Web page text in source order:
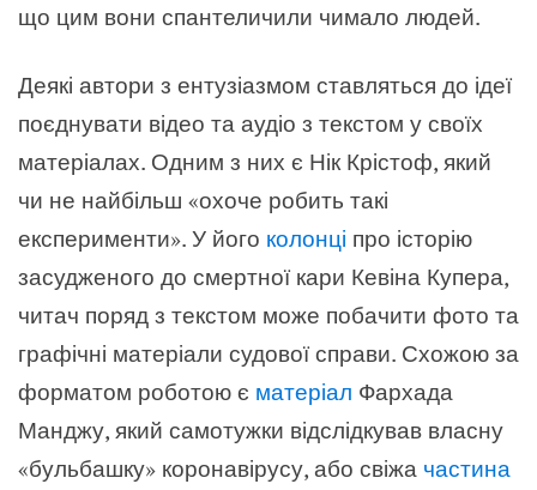
що цим вони спантеличили чимало людей.
Деякі автори з ентузіазмом ставляться до ідеї
поєднувати відео та аудіо з текстом у своїх
матеріалах. Одним з них є Нік Крістоф, який
чи не найбільш «охоче робить такі
експерименти». У його колонці про історію
засудженого до смертної кари Кевіна Купера,
читач поряд з текстом може побачити фото та
графічні матеріали судової справи. Схожою за
форматом роботою є матеріал Фархада
Манджу, який самотужки відслідкував власну
«бульбашку» коронавірусу, або свіжа частина